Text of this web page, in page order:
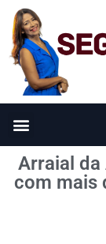
Arraial da
com mais